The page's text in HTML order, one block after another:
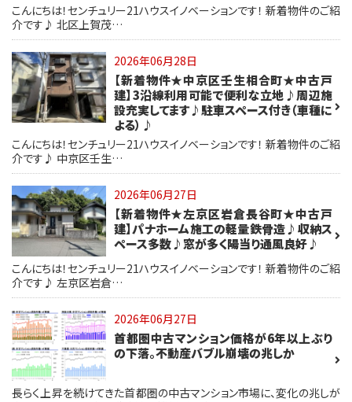
こんにちは！センチュリー21ハウスイノベーションです！ 新着物件のご紹
介です♪ 北区上賀茂…
2026年06月28日
【新着物件★中京区壬生相合町★中古戸
建】3沿線利用可能で便利な立地♪周辺施
設充実してます♪駐車スペース付き（車種に
よる）♪
こんにちは！センチュリー21ハウスイノベーションです！ 新着物件のご紹
介です♪ 中京区壬生…
2026年06月27日
【新着物件★左京区岩倉長谷町★中古戸
建】パナホーム施工の軽量鉄骨造♪収納ス
ペース多数♪窓が多く陽当り通風良好♪
こんにちは！センチュリー21ハウスイノベーションです！ 新着物件のご紹
介です♪ 左京区岩倉…
2026年06月27日
首都圏中古マンション価格が6年以上ぶり
の下落。不動産バブル崩壊の兆しか
長らく上昇を続けてきた首都圏の中古マンション市場に、変化の兆しが